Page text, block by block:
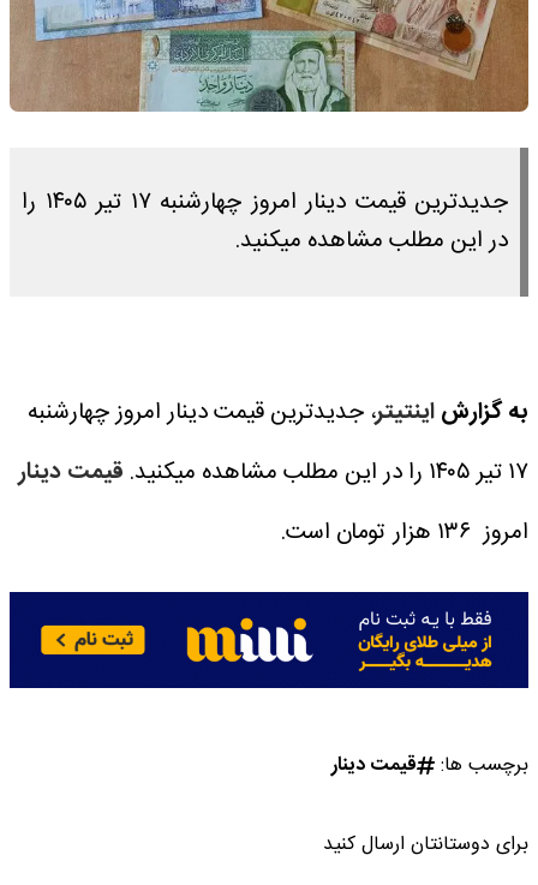
جدیدترین قیمت دینار امروز چهارشنبه ۱۷ تیر ۱۴۰۵ را
در این مطلب مشاهده میکنید.
به گزارشاینتیتر، جدیدترین قیمت دینار امروز چهارشنبه
۱۷ تیر ۱۴۰۵ را در این مطلب مشاهده میکنید.
قیمت دینار
امروز ۱۳۶ هزار تومان است.
برچسب ها: قیمت دینار
برای دوستانتان ارسال کنید